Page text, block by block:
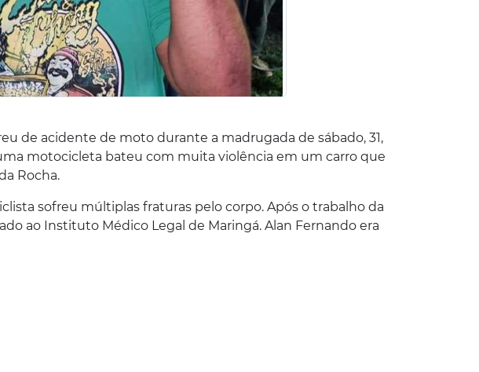
de acidente de moto durante a madrugada de sábado, 31,
motocicleta bateu com muita violência em um carro que
Rocha.
sofreu múltiplas fraturas pelo corpo. Após o trabalho da
ao Instituto Médico Legal de Maringá. Alan Fernando era